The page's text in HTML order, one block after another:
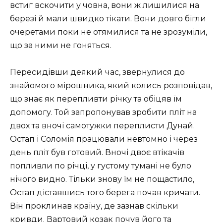
встиг вскочити у човна, вони ж лишилися на
березі й мали швидко тікати. Вони довго бігли
очеретами поки не отямилися та не зрозуміли,
що за ними не гоняться.
Пересидівши деякий час, звернулися до
знайомого мірошника, який колись розповідав,
що знає як перепливти річку та обіцяв їм
допомогу. Той запропонував зробити пліт на
двох та вночі самотужки переплисти Дунай.
Остап і Соломія працювали невтомно і через
день пліт був готовий. Вночі двоє втікачів
попливли по річці, у густому тумані не було
нічого видно. Тільки знову їм не пощастило,
Остап діставшись того берега почав кричати.
Він проклинав країну, де зазнав скільки
кривди. Вартовий козак почув його та